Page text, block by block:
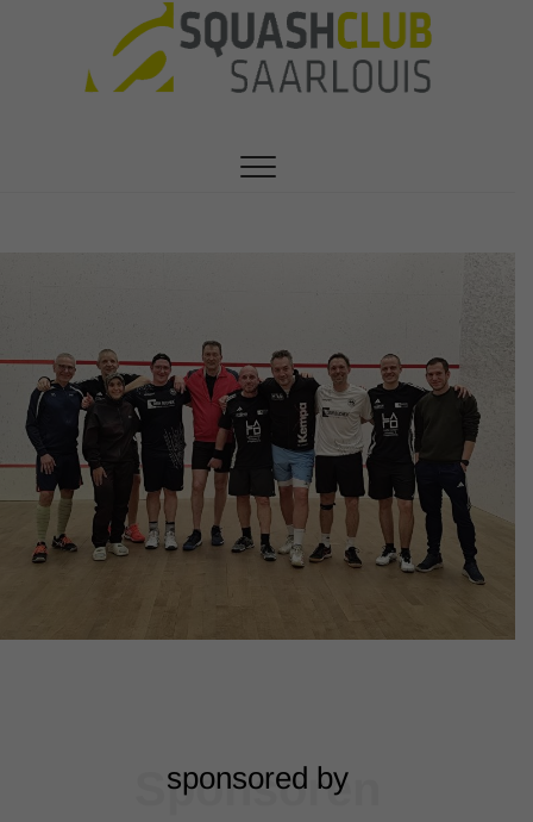
Saarlouis e.V.
sponsored by
Sponsoren